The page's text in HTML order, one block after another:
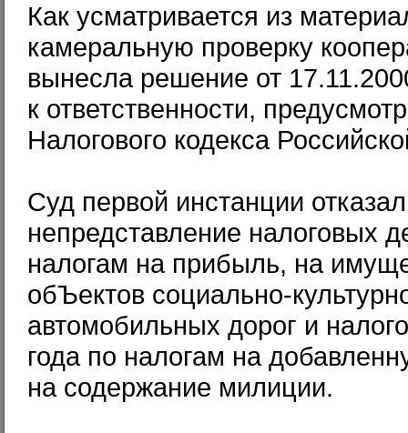
Как усматривается из
камеральную проверку
вынесла решение от
к ответственности,
Налогового кодекса
Суд первой инстанции
непредставление налоговых
налогам на прибыль, на
обЪектов социально-
автомобильных дорог и
года по налогам на
на содержание милиции.